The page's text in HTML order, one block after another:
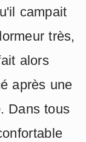
campait
très,
alors
après une
Dans tous